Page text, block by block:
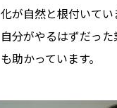
化が自然と根付いて
自分がやるはずだっ
も助かっています。